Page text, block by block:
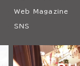
Web Magazine
SNS